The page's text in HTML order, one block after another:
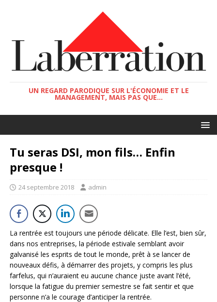
UN REGARD PARODIQUE SUR L'ÉCONOMIE ET LE
MANAGEMENT, MAIS PAS QUE...
Tu seras DSI, mon fils… Enfin
presque !
24 septembre 2018 admin
La rentrée est toujours une période délicate. Elle l’est, bien sûr,
dans nos entreprises, la période estivale semblant avoir
galvanisé les esprits de tout le monde, prêt à se lancer de
nouveaux défis, à démarrer des projets, y compris les plus
farfelus, qui n’auraient eu aucune chance juste avant l’été,
lorsque la fatigue du premier semestre se fait sentir et que
personne n’a le courage d’anticiper la rentrée.